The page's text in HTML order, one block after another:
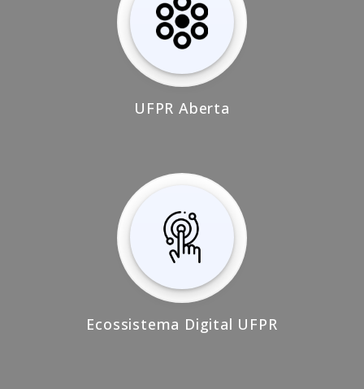
UFPR Aberta
Ecossistema Digital UFPR